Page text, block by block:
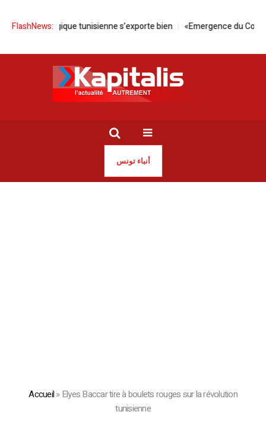
FlashNews:
biologique tunisienne s’exporte bien «Emergence du Corps» |
أنباء تونس
Accueil»Elyes Baccar tire à boulets rouges sur la révolution
tunisienne